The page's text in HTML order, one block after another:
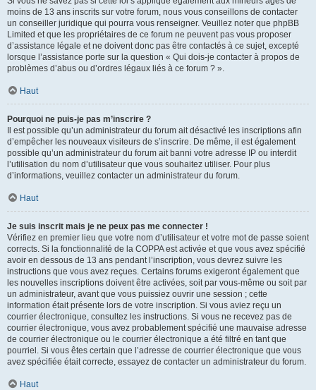
moins de 13 ans inscrits sur votre forum, nous vous conseillons de contacter
un conseiller juridique qui pourra vous renseigner. Veuillez noter que phpBB
Limited et que les propriétaires de ce forum ne peuvent pas vous proposer
d’assistance légale et ne doivent donc pas être contactés à ce sujet, excepté
lorsque l’assistance porte sur la question « Qui dois-je contacter à propos de
problèmes d’abus ou d’ordres légaux liés à ce forum ? ».
Haut
Pourquoi ne puis-je pas m’inscrire ?
Il est possible qu’un administrateur du forum ait désactivé les inscriptions afin
d’empêcher les nouveaux visiteurs de s’inscrire. De même, il est également
possible qu’un administrateur du forum ait banni votre adresse IP ou interdit
l’utilisation du nom d’utilisateur que vous souhaitez utiliser. Pour plus
d’informations, veuillez contacter un administrateur du forum.
Haut
Je suis inscrit mais je ne peux pas me connecter !
Vérifiez en premier lieu que votre nom d’utilisateur et votre mot de passe soient
corrects. Si la fonctionnalité de la COPPA est activée et que vous avez spécifié
avoir en dessous de 13 ans pendant l’inscription, vous devrez suivre les
instructions que vous avez reçues. Certains forums exigeront également que
les nouvelles inscriptions doivent être activées, soit par vous-même ou soit par
un administrateur, avant que vous puissiez ouvrir une session ; cette
information était présente lors de votre inscription. Si vous aviez reçu un
courrier électronique, consultez les instructions. Si vous ne recevez pas de
courrier électronique, vous avez probablement spécifié une mauvaise adresse
de courrier électronique ou le courrier électronique a été filtré en tant que
pourriel. Si vous êtes certain que l’adresse de courrier électronique que vous
avez spécifiée était correcte, essayez de contacter un administrateur du forum.
Haut